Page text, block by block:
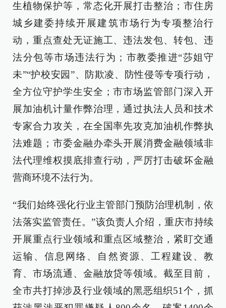
生植物保护等，常态化开展打击整治；市住房
城乡建委持续开展建筑市场行为专项整治行
动，重点查处无证施工、违法发包、转包、违
法分包等市场违法行为；市教委推进“莎姐守
未”“护校安园”、防欺凌、防性侵等专项行动，
全方位守护学生安全；市市场监管部门深入开
展加油机计量作弊治理，通过执法人员和技术
专家合力攻关，在全国率先攻克加油机作弊执
法难题；市委金融办牵头开展消费金融领域非
法代理维权摸底排查行动，严厉打击破坏金融
营商环境不法行为。
“我们始终强化行业主管部门预防治理机制，依
法落实监管责任。”该负责人介绍，重庆市持续
开展重点行业领域和重点区域整治，紧盯交通
运输、信息网络、自然资源、工程建设、教
育、市场流通、金融放贷等领域。截至目前，
全市共打掉涉及行业领域的黑恶组织51个，抓